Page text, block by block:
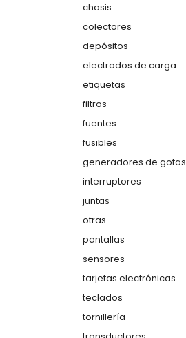
chasis
colectores
depósitos
electrodos de carga
etiquetas
filtros
fuentes
fusibles
generadores de gotas
interruptores
juntas
otras
pantallas
sensores
tarjetas electrónicas
teclados
tornillería